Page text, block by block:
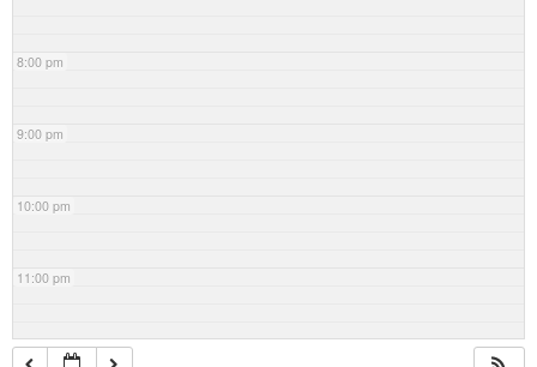
8:00 pm
9:00 pm
10:00 pm
11:00 pm